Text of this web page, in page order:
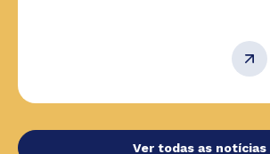
Ver todas as notícias